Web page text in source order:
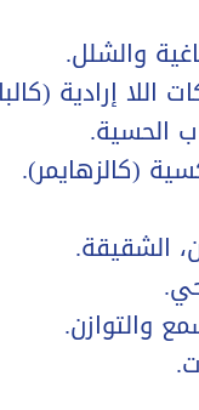
والشلل.
اللا إرادية
الحسية.
(كالزهايمر).
الشقيقة.
والتوازن.